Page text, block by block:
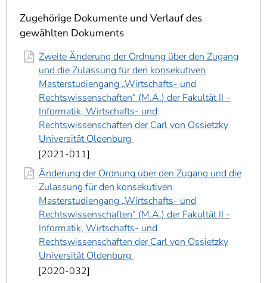
Informationen zur
Barrierefreiheit
Zugehörige Dokumente und Verlauf des
gewählten Dokuments
Zweite Änderung der Ordnung über den Zugang
und die Zulassung für den konsekutiven
Masterstudiengang „Wirtschafts- und
Rechtswissenschaften“ (M.A.) der Fakultät II –
Informatik, Wirtschafts- und
Rechtswissenschaften der Carl von Ossietzky
Universität Oldenburg
2021-011
Änderung der Ordnung über den Zugang und die
Zulassung für den konsekutiven
Masterstudiengang „Wirtschafts- und
Rechtswissenschaften“ (M.A.) der Fakultät II -
Informatik, Wirtschafts- und
Rechtswissenschaften der Carl von Ossietzky
Universität Oldenburg
2020-032